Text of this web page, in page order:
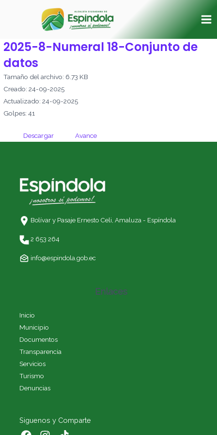
2025-8-Numeral 18-Conjunto de
datos
Tamaño del archivo: 6.73 KB
Creado: 24-09-2025
Actualizado: 24-09-2025
Golpes: 41
Descargar Avance
Bolívar y Pasaje Ernesto Celi, Amaluza - Espíndola
2 653 264
info@espindola.gob.ec
Enlaces
Inicio
Municipio
Documentos
Transparencia
Servicios
Turismo
Denuncias
Siguenos y Comparte